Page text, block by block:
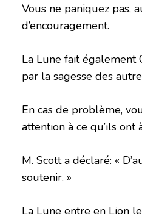
Vous ne paniquez pas,
d’encouragement.
La Lune fait également
par la sagesse des
En cas de problème,
attention à ce qu’ils ont
M. Scott a déclaré: «
soutenir. »
La Lune entre en Lion